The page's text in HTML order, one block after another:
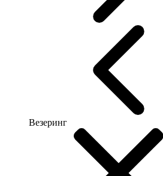
Везеринг